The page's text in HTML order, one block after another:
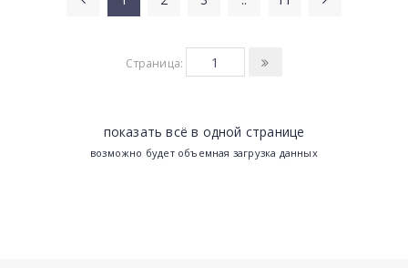
Страница:
показать всё в одной странице
возможно будет объемная загрузка данных